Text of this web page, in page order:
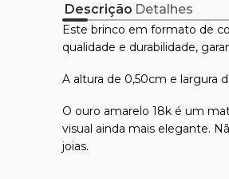
Descrição Detalhes
Este brinco em formato de
qualidade e durabilidade,
A altura de 0,50cm e largura
O ouro amarelo 18k é um
visual ainda mais elegante.
joias.